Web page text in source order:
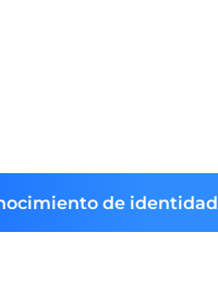
de identidad